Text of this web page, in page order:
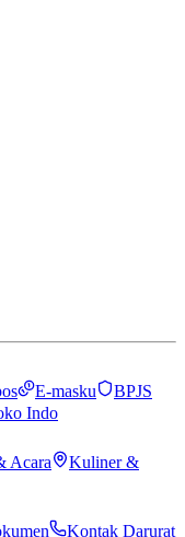
E-masku
BPJS
Indo
Acara
Kuliner &
Kontak Darurat